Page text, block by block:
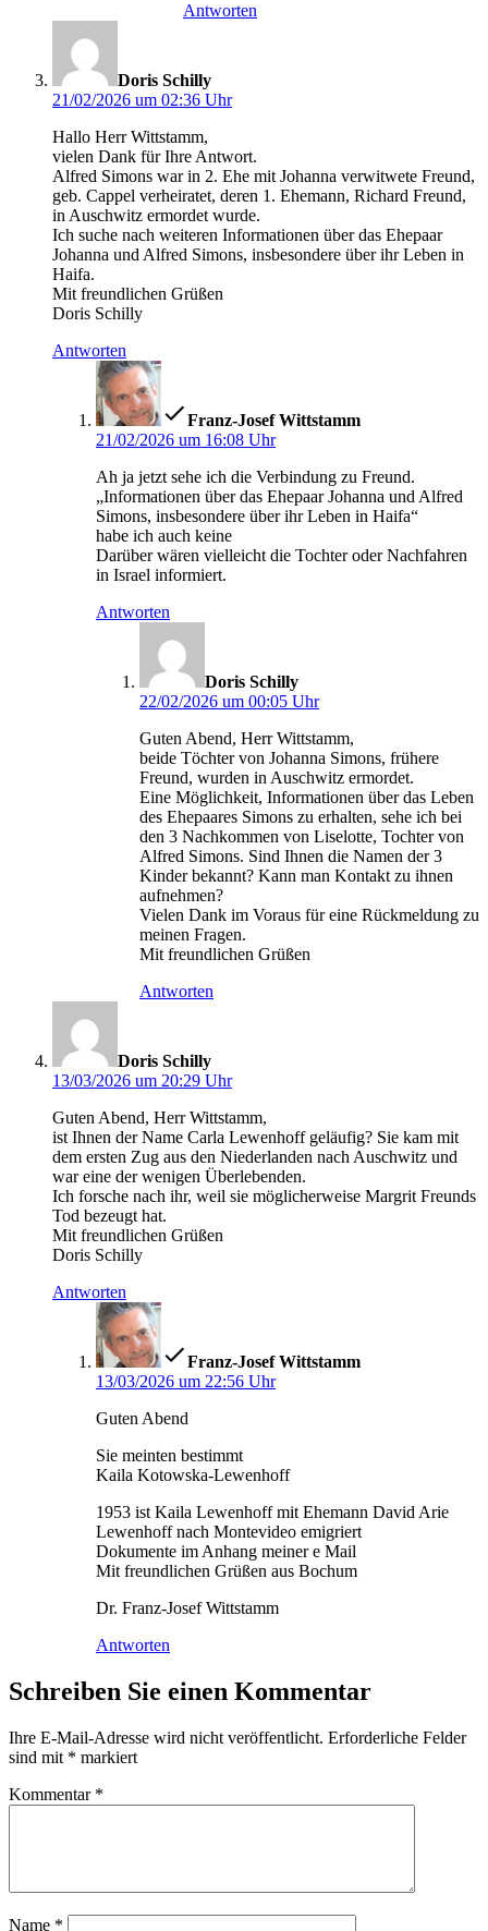
Antworten
Doris Schilly
21/02/2026 um 02:36 Uhr
Hallo Herr Wittstamm,
vielen Dank für Ihre Antwort.
Alfred Simons war in 2. Ehe mit Johanna verwitwete Freund,
geb. Cappel verheiratet, deren 1. Ehemann, Richard Freund,
in Auschwitz ermordet wurde.
Ich suche nach weiteren Informationen über das Ehepaar
Johanna und Alfred Simons, insbesondere über ihr Leben in
Haifa.
Mit freundlichen Grüßen
Doris Schilly
Antworten
Franz-Josef Wittstamm
21/02/2026 um 16:08 Uhr
Ah ja jetzt sehe ich die Verbindung zu Freund.
„Informationen über das Ehepaar Johanna und Alfred
Simons, insbesondere über ihr Leben in Haifa“
habe ich auch keine
Darüber wären vielleicht die Tochter oder Nachfahren
in Israel informiert.
Antworten
Doris Schilly
22/02/2026 um 00:05 Uhr
Guten Abend, Herr Wittstamm,
beide Töchter von Johanna Simons, frühere
Freund, wurden in Auschwitz ermordet.
Eine Möglichkeit, Informationen über das Leben
des Ehepaares Simons zu erhalten, sehe ich bei
den 3 Nachkommen von Liselotte, Tochter von
Alfred Simons. Sind Ihnen die Namen der 3
Kinder bekannt? Kann man Kontakt zu ihnen
aufnehmen?
Vielen Dank im Voraus für eine Rückmeldung zu
meinen Fragen.
Mit freundlichen Grüßen
Antworten
Doris Schilly
13/03/2026 um 20:29 Uhr
Guten Abend, Herr Wittstamm,
ist Ihnen der Name Carla Lewenhoff geläufig? Sie kam mit
dem ersten Zug aus den Niederlanden nach Auschwitz und
war eine der wenigen Überlebenden.
Ich forsche nach ihr, weil sie möglicherweise Margrit Freunds
Tod bezeugt hat.
Mit freundlichen Grüßen
Doris Schilly
Antworten
Franz-Josef Wittstamm
13/03/2026 um 22:56 Uhr
Guten Abend
Sie meinten bestimmt
Kaila Kotowska-Lewenhoff
1953 ist Kaila Lewenhoff mit Ehemann David Arie
Lewenhoff nach Montevideo emigriert
Dokumente im Anhang meiner e Mail
Mit freundlichen Grüßen aus Bochum
Dr. Franz-Josef Wittstamm
Antworten
Schreiben Sie einen Kommentar
Ihre E-Mail-Adresse wird nicht veröffentlicht. Erforderliche Felder
sind mit * markiert
Kommentar *
Name *